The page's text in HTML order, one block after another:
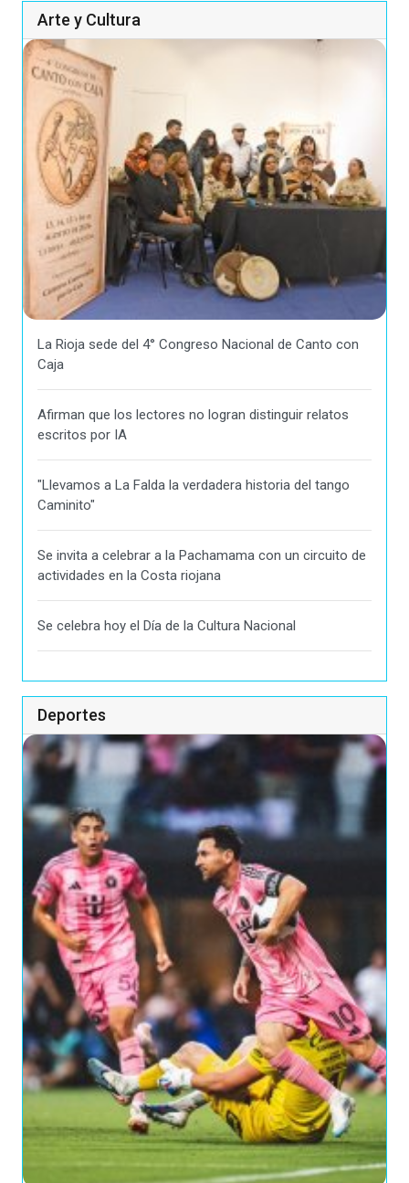
Arte y Cultura
La Rioja sede del 4° Congreso Nacional de Canto con
Caja
Afirman que los lectores no logran distinguir relatos
escritos por IA
"Llevamos a La Falda la verdadera historia del tango
Caminito"
Se invita a celebrar a la Pachamama con un circuito de
actividades en la Costa riojana
Se celebra hoy el Día de la Cultura Nacional
Deportes